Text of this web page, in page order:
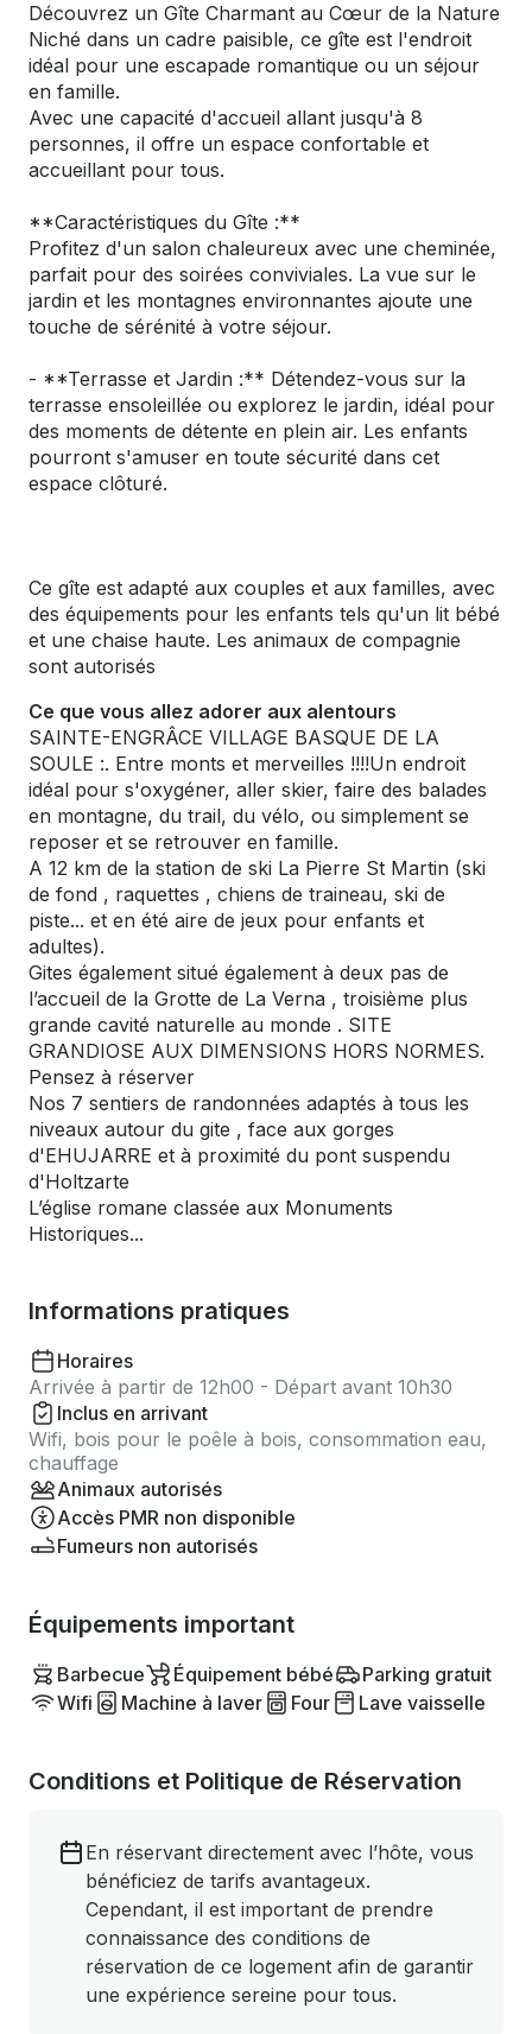
Découvrez un Gîte Charmant au Cœur de la Nature
Niché dans un cadre paisible, ce gîte est l'endroit
idéal pour une escapade romantique ou un séjour
en famille.
Avec une capacité d'accueil allant jusqu'à 8
personnes, il offre un espace confortable et
accueillant pour tous.
**Caractéristiques du Gîte :**
Profitez d'un salon chaleureux avec une cheminée,
parfait pour des soirées conviviales. La vue sur le
jardin et les montagnes environnantes ajoute une
touche de sérénité à votre séjour.
- **Terrasse et Jardin :** Détendez-vous sur la
terrasse ensoleillée ou explorez le jardin, idéal pour
des moments de détente en plein air. Les enfants
pourront s'amuser en toute sécurité dans cet
espace clôturé.
Ce gîte est adapté aux couples et aux familles, avec
des équipements pour les enfants tels qu'un lit bébé
et une chaise haute. Les animaux de compagnie
sont autorisés
Ce que vous allez adorer aux alentours
SAINTE-ENGRÂCE VILLAGE BASQUE DE LA
SOULE :. Entre monts et merveilles !!!!Un endroit
idéal pour s'oxygéner, aller skier, faire des balades
en montagne, du trail, du vélo, ou simplement se
reposer et se retrouver en famille.
A 12 km de la station de ski La Pierre St Martin (ski
de fond , raquettes , chiens de traineau, ski de
piste... et en été aire de jeux pour enfants et
adultes).
Gites également situé également à deux pas de
l’accueil de la Grotte de La Verna , troisième plus
grande cavité naturelle au monde . SITE
GRANDIOSE AUX DIMENSIONS HORS NORMES.
Pensez à réserver
Nos 7 sentiers de randonnées adaptés à tous les
niveaux autour du gite , face aux gorges
d'EHUJARRE et à proximité du pont suspendu
d'Holtzarte
L’église romane classée aux Monuments
Historiques...
Informations pratiques
Horaires
Arrivée à partir de 12h00 - Départ avant 10h30
Inclus en arrivant
Wifi, bois pour le poêle à bois, consommation eau,
chauffage
Animaux autorisés
Accès PMR non disponible
Fumeurs non autorisés
Équipements important
Barbecue Équipement bébé
Parking gratuit
Wifi
Machine à laver Four Lave vaisselle
Conditions et Politique de Réservation
En réservant directement avec l’hôte, vous
bénéficiez de tarifs avantageux.
Cependant, il est important de prendre
connaissance des conditions de
réservation de ce logement afin de garantir
une expérience sereine pour tous.